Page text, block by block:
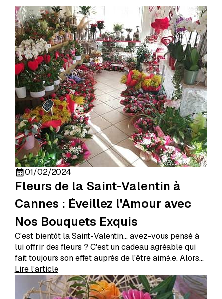
calendar_month01/02/2024
Fleurs de la Saint-Valentin à
Cannes : Éveillez l'Amour avec
Nos Bouquets Exquis
C'est bientôt la Saint-Valentin... avez-vous pensé à
lui offrir des fleurs ? C'est un cadeau agréable qui
fait toujours son effet auprès de l'être aimé.e. Alors
n'hésitez plus, commandez un sublime bouquet et
passez une nuit merveilleuse en amoureux !
Lire l’article